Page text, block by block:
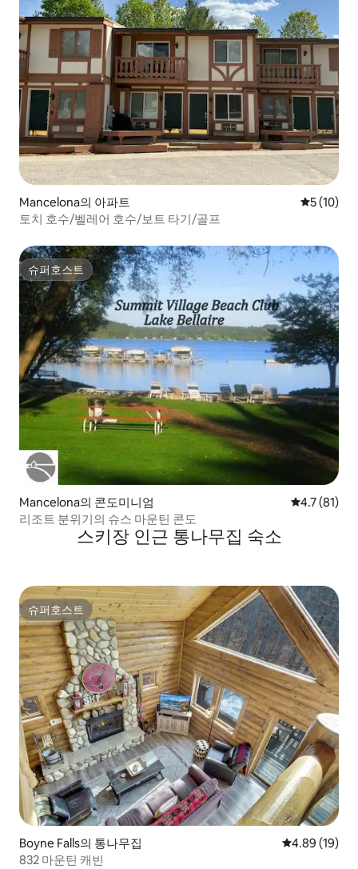
Mancelona의 아파트 평점 5점
5 (10)
토치 호수/벨레어 호수/보트 타기/골프
슈퍼호스트
슈퍼호스트
Mancelona의 콘도미니엄 평점 4.7점
4.7 (81)
리조트 분위기의 슈스 마운틴 콘도
스키장 인근 통나무집 숙소
슈퍼호스트
슈퍼호스트
Boyne Falls의 통나무집 평점 4.89점(5
4.89 (19)
832 마운틴 캐빈